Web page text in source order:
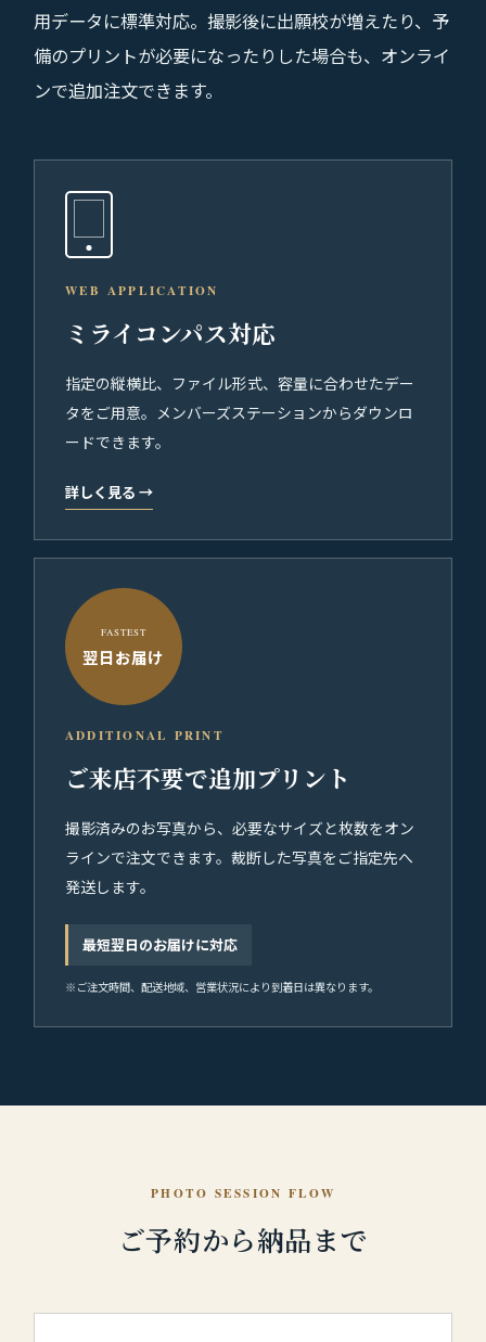
用データに標準対応。撮影後に出願校が増えたり、予
備のプリントが必要になったりした場合も、オンライ
ンで追加注文できます。
WEB APPLICATION
ミライコンパス対応
指定の縦横比、ファイル形式、容量に合わせたデー
タをご用意。メンバーズステーションからダウンロ
ードできます。
詳しく見る →
FASTEST
翌日お届け
ADDITIONAL PRINT
ご来店不要で追加プリント
撮影済みのお写真から、必要なサイズと枚数をオン
ラインで注文できます。裁断した写真をご指定先へ
発送します。
最短翌日のお届けに対応
※ご注文時間、配送地域、営業状況により到着日は異なります。
PHOTO SESSION FLOW
ご予約から納品まで